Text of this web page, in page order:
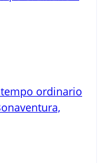
ordinario